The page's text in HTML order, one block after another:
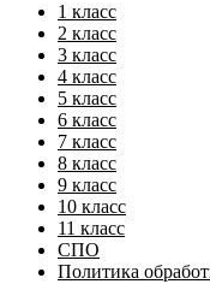
1 класс
2 класс
3 класс
4 класс
5 класс
6 класс
7 класс
8 класс
9 класс
10 класс
11 класс
СПО
Политика